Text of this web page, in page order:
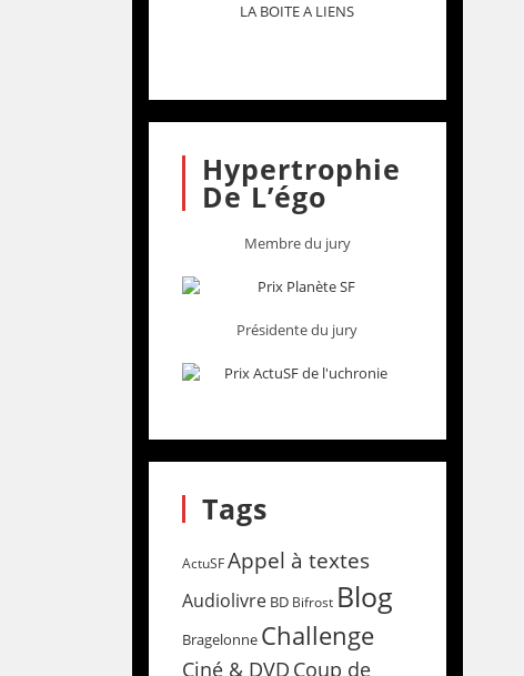
LA BOITE A LIENS
Hypertrophie
De L’égo
Membre du jury
Présidente du jury
Tags
ActuSF Appel à textes
Audiolivre BD Bifrost Blog
Bragelonne Challenge
Ciné & DVD Coup de